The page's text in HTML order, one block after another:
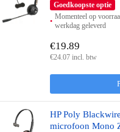
Goedkoopste optie
Momenteel op
werkdag geleverd
€19.89
€24.07 incl. btw
HP Poly
microfoon Mono